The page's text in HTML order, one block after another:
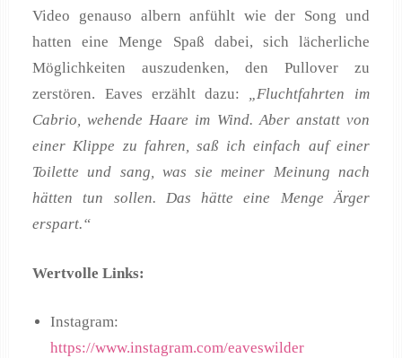
Video genauso albern anfühlt wie der Song und
hatten eine Menge Spaß dabei, sich lächerliche
Möglichkeiten auszudenken, den Pullover zu
zerstören. Eaves erzählt dazu: „Fluchtfahrten im
Cabrio, wehende Haare im Wind. Aber anstatt von
einer Klippe zu fahren, saß ich einfach auf einer
Toilette und sang, was sie meiner Meinung nach
hätten tun sollen. Das hätte eine Menge Ärger
erspart.“
Wertvolle Links:
Instagram:
https://www.instagram.com/eaveswilder